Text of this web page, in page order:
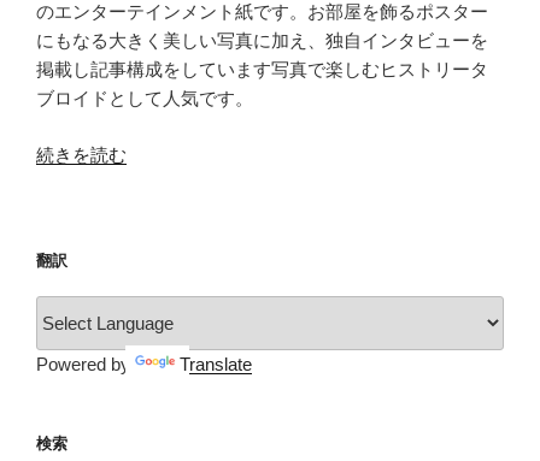
のエンターテインメント紙です。お部屋を飾るポスター
にもなる大きく美しい写真に加え、独自インタビューを
掲載し記事構成をしています写真で楽しむヒストリータ
ブロイドとして人気です。
“YOUPAPER（vol.24）”
続きを読む
翻訳
Powered by Translate
検索